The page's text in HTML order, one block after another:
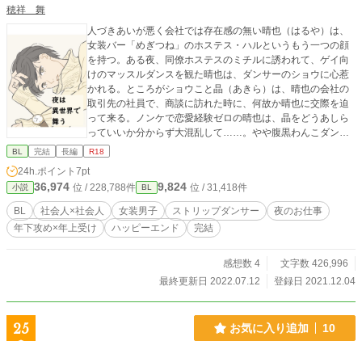
穂祥 舞
人づきあいが悪く会社では存在感の無い晴也（はるや）は、
女装バー「めぎつね」のホステス・ハルというもう一つの顔
を持つ。ある夜、同僚ホステスのミチルに誘われて、ゲイ向
けのマッスルダンスを観た晴也は、ダンサーのショウに心惹
かれる。ところがショウこと晶（あきら）は、晴也の会社の
取引先の社員で、商談に訪れた時に、何故か晴也に交際を迫
って来る。ノンケで恋愛経験ゼロの晴也は、晶をどうあしら
っていいか分からず大混乱して……。やや腹黒わんこダンサ
ー×ツンデレ気味女装男子、昼間は冴えないサラリーマン二人
ありませんが、晶がサービス精神旺盛なため、たまに攻めら
しくない行動をとります！ ☆この物語はフィクションで
す。実在する個人・団体とは何ら関係ございません。
BL 完結 長編 R18
24h.ポイント 7pt
小説 36,974 位 / 228,788件 BL 9,824 位 / 31,418件
BL 社会人×社会人 女装男子 ストリップダンサー
夜のお仕事
年下攻め×年上受け
ハッピーエンド 完結
感想数 4
文字数 426,996
最終更新日 2022.07.12
登録日 2021.12.04
25 お気に入り追加 10